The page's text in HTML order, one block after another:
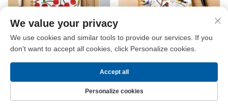
人気商品！オンデマンド印
刷対応カスタムスパイラル
ノート帳（ワイヤーオー綴
じ）、ドリームジャーナ
ル・プランナー印刷サービ
ローミニマムオーダー
（MOQ）対応、高品質・新
デザインA4／A5厚手ワイヤ
ーOスパイラルノートブッ
ク
We value your privacy
We use cookies and similar tools to provide our services. If you
don't want to accept all cookies, click Personalize cookies.
Personalize cookies
Accept all